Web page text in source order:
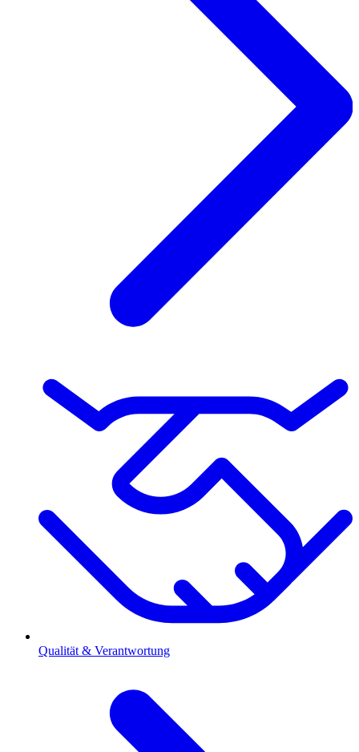
Qualität & Verantwortung